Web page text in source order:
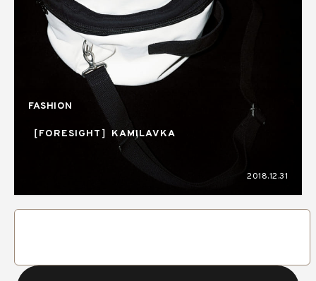
FASHION
［FORESIGHT］KAMILAVKA
2018.12.31